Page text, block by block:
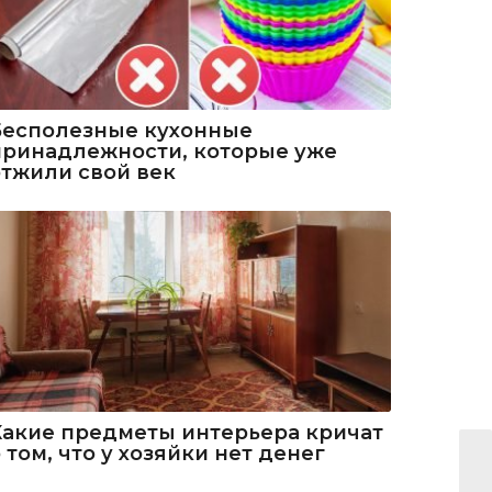
кухонные
которые уже
свой век
предметы интерьера кричат
том, что у хозяйки нет денег